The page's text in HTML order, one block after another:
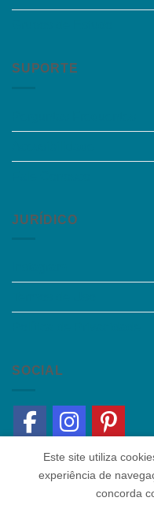
SUPORTE
JURÍDICO
SOCIAL
Este site utiliza
experiência de
concorda